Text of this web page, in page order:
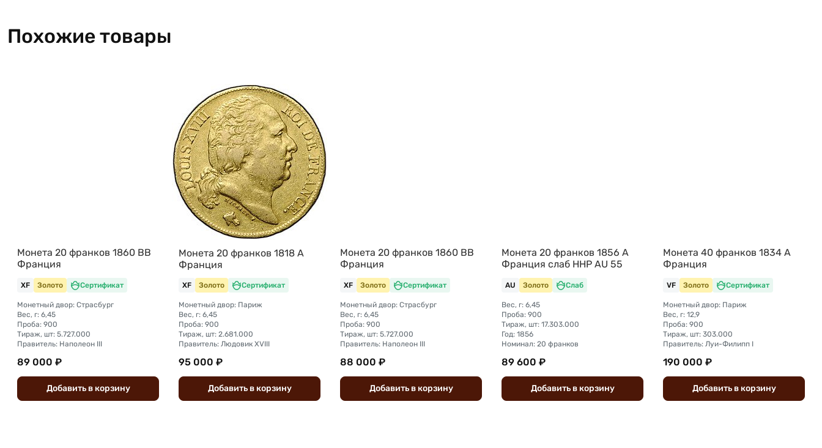
Похожие товары
Монета 20 франков 1860 BB
Франция
XF Золото Сертификат
Монетный двор: Страсбург
Вес, г: 6,45
Проба: 900
Тираж, шт: 5.727.000
Правитель: Наполеон III
89 000 ₽
Добавить вкорзину
Монета 20 франков 1818 А
Франция
XF Золото Сертификат
Монетный двор: Париж
Вес, г: 6,45
Проба: 900
Тираж, шт: 2.681.000
Правитель: Людовик XVIII
95 000 ₽
Добавить вкорзину
Монета 20 франков 1860 BB
Франция
XF Золото Сертификат
Монетный двор: Страсбург
Вес, г: 6,45
Проба: 900
Тираж, шт: 5.727.000
Правитель: Наполеон III
88 000 ₽
Добавить вкорзину
Монета 20 франков 1856 A
Франция слаб ННР AU 55
AU Золото Слаб
Вес, г: 6,45
Проба: 900
Тираж, шт: 17.303.000
Год: 1856
Номинал: 20 франков
89 600 ₽
Добавить вкорзину
Монета 40 франков 1834 А
Франция
VF Золото Сертификат
Монетный двор: Париж
Вес, г: 12,9
Проба: 900
Тираж, шт: 303.000
Правитель: Луи-Филипп I
190 000 ₽
Добавить вкорзину